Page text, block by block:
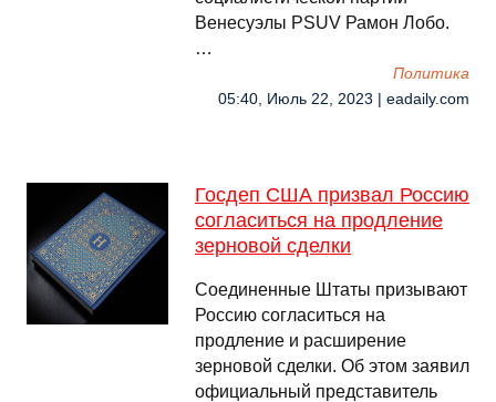
Венесуэлы PSUV Рамон Лобо.
…
Политика
05:40, Июль 22, 2023 | eadaily.com
Госдеп США призвал Россию
согласиться на продление
зерновой сделки
Соединенные Штаты призывают
Россию согласиться на
продление и расширение
зерновой сделки. Об этом заявил
официальный представитель